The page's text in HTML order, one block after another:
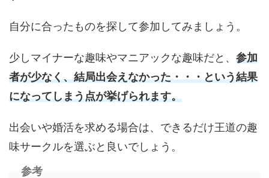
自分に合ったものを探して参加してみましょう。
少しマイナーな趣味やマニアックな趣味だと、 参加
者が少なく、結局出会えなかった・・・という結果
になってしまう点が挙げられます。
出会いや婚活を求める場合は、できるだけ王道の趣
味サークルを選ぶと良いでしょう。
参考